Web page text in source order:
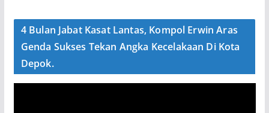
4 Bulan Jabat Kasat Lantas, Kompol Erwin Aras
Genda Sukses Tekan Angka Kecelakaan Di Kota
Depok.